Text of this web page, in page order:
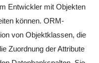
Entwickler mit Objekten
können. ORM-
von Objektklassen, die
Zuordnung der Attribute